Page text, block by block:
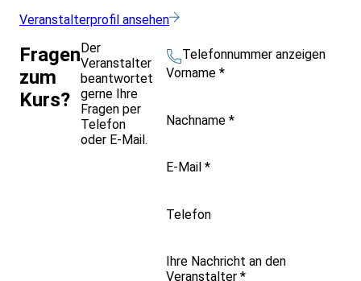
Veranstalterprofil ansehen
Fragen
zum
Kurs?
Der
Veranstalter
beantwortet
gerne Ihre
Fragen per
Telefon
oder E-Mail.
Telefonnummer anzeigen
Vorname *
Nachname *
E-Mail *
Telefon
Ihre Nachricht an den
Veranstalter *